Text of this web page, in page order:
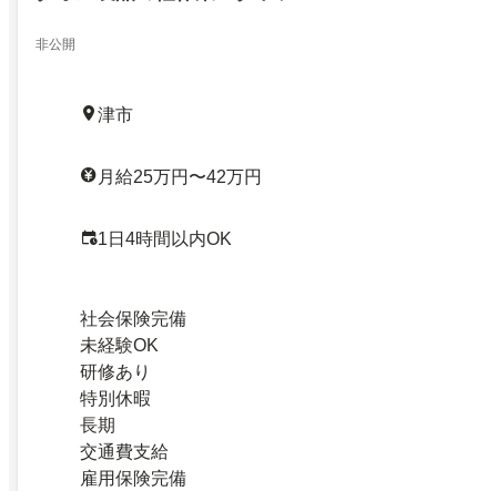
非公開
津市
月給25万円〜42万円
1日4時間以内OK
社会保険完備
未経験OK
研修あり
特別休暇
長期
交通費支給
雇用保険完備